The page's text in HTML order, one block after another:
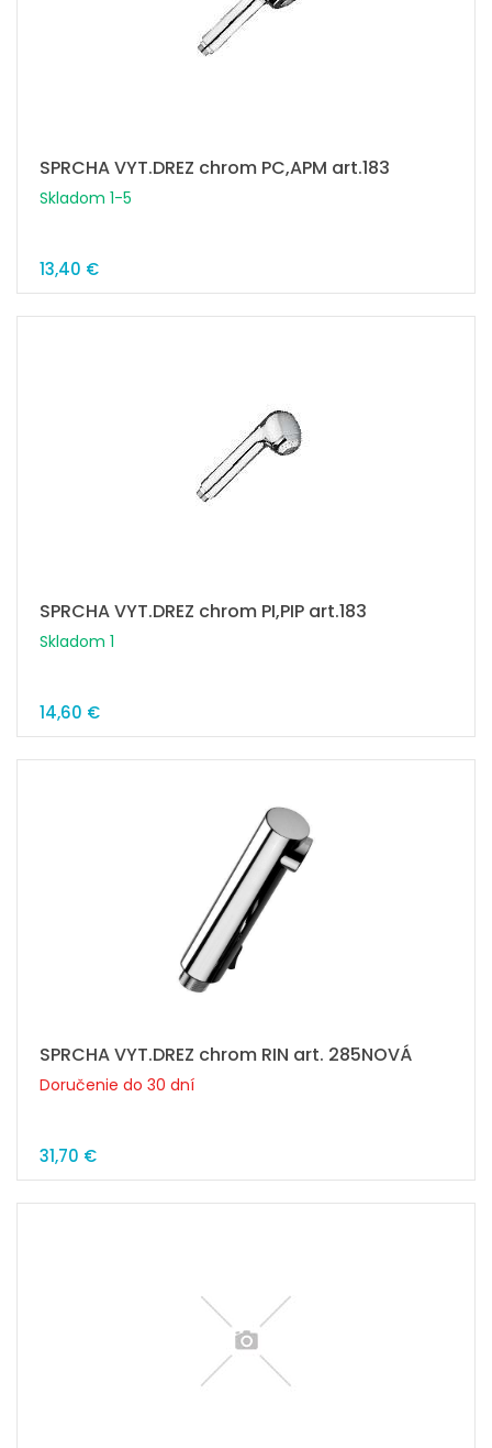
SPRCHA VYT.DREZ chrom PC,APM art.183
Skladom 1-5
13,40 €
SPRCHA VYT.DREZ chrom PI,PIP art.183
Skladom 1
14,60 €
SPRCHA VYT.DREZ chrom RIN art. 285NOVÁ
Doručenie do 30 dní
31,70 €